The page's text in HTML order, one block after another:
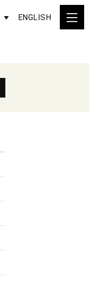
ENGLISH